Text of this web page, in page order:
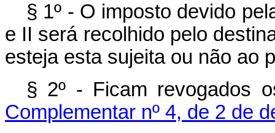
§ 1º - O imposto devido
e II será recolhido pelo
esteja esta sujeita ou não ao
§ 2º - Ficam revogados
Complementar nº 4, de 2 de